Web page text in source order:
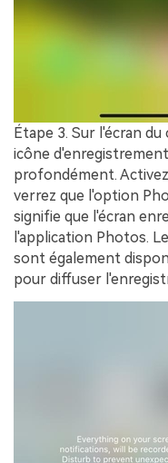
Étape 3. Sur l'écran
icône d'enregistrement
profondément.
verrez que l'option
signifie que l'écran
l'application Photos.
sont également
pour diffuser